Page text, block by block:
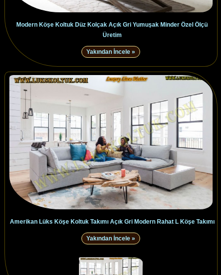
Modern Köşe Koltuk Düz Kolçak Açık Gri Yumuşak Minder Özel Ölçü
Üretim
Yakından İncele »
Amerikan Lüks Köşe Koltuk Takımı Açık Gri Modern Rahat L Köşe Takımı
Yakından İncele »